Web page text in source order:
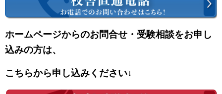
ホームページからのお問合せ・受験相談をお申し
込みの方は、
こちらから申し込みください↓